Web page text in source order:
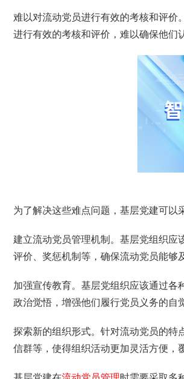
难以对流动党员进行有效的考核和评价
进行有效的考核和评价，难以确保他们
为了解决这些难点问题，基层党建可以
建立流动党员管理机制。基层党组织应
评价、奖惩机制等，确保流动党员能够
加强宣传教育。基层党组织应该通过各
政治觉悟，增强他们履行党员义务的自
探索新的组织形式。针对流动党员的特
信群等，使得组织活动更加灵活方便，